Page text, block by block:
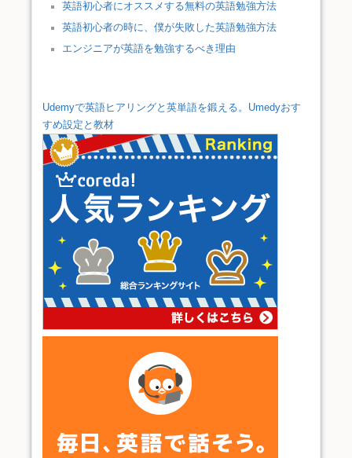
英語初心者にオススメする無料の英語勉強方法
英語初心者の時に、僕が失敗した英語勉強方法
エンジニアが英語を勉強するべき理由
Udemyで英語ヒアリングと英単語を鍛える。Umedyおす
すめ設定と教材